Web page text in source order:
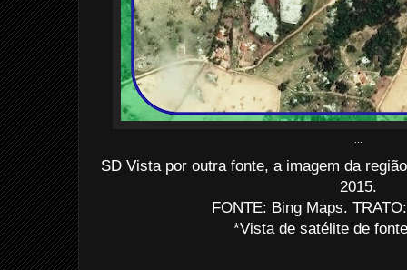
SD Vista por outra fonte, a imagem da
2015.
FONTE: Bing Maps.
*Vista de satélite de